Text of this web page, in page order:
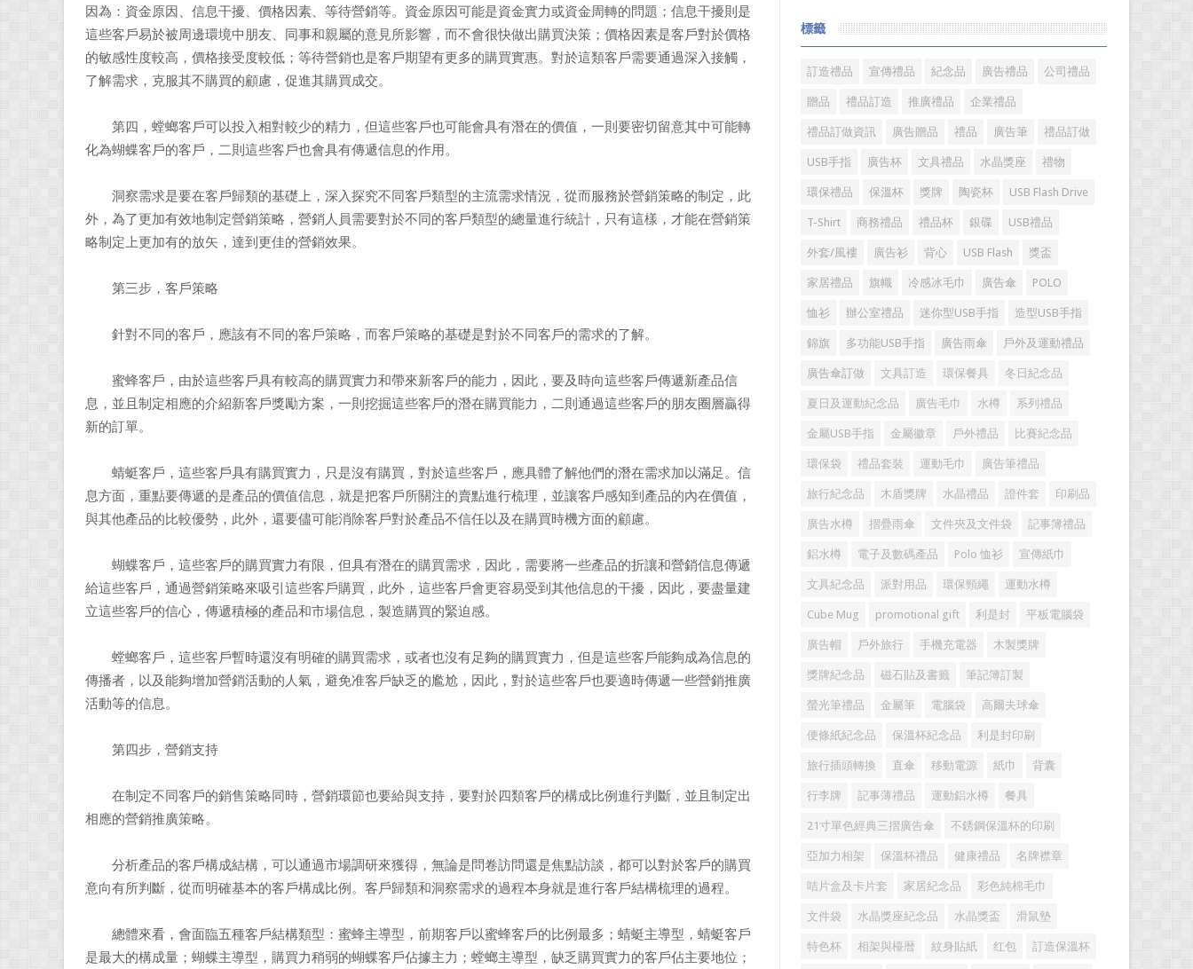
因為：資金原因、信息干擾、價格因素、等待營銷等。資金原因可能是資金實力或資金周轉的問題；信息干擾則是
這些客戶易於被周邊環境中朋友、同事和親屬的意見所影響，而不會很快做出購買決策；價格因素是客戶對於價格
的敏感性度較高，價格接受度較低；等待營銷也是客戶期望有更多的購買實惠。對於這類客戶需要通過深入接觸，
了解需求，克服其不購買的顧慮，促進其購買成交。
第四，螳螂客戶可以投入相對較少的精力，但這些客戶也可能會具有潛在的價值，一則要密切留意其中可能轉
化為蝴蝶客戶的客戶，二則這些客戶也會具有傳遞信息的作用。
洞察需求是要在客戶歸類的基礎上，深入探究不同客戶類型的主流需求情況，從而服務於營銷策略的制定，此
外，為了更加有效地制定營銷策略，營銷人員需要對於不同的客戶類型的總量進行統計，只有這樣，才能在營銷策
略制定上更加有的放矢，達到更佳的營銷效果。
第三步，客戶策略
針對不同的客戶，應該有不同的客戶策略，而客戶策略的基礎是對於不同客戶的需求的了解。
蜜蜂客戶，由於這些客戶具有較高的購買實力和帶來新客戶的能力，因此，要及時向這些客戶傳遞新產品信
息，並且制定相應的介紹新客戶獎勵方案，一則挖掘這些客戶的潛在購買能力，二則通過這些客戶的朋友圈層贏得
新的訂單。
蜻蜓客戶，這些客戶具有購買實力，只是沒有購買，對於這些客戶，應具體了解他們的潛在需求加以滿足。信
息方面，重點要傳遞的是產品的價值信息，就是把客戶所關注的賣點進行梳理，並讓客戶感知到產品的內在價值，
與其他產品的比較優勢，此外，還要儘可能消除客戶對於產品不信任以及在購買時機方面的顧慮。
蝴蝶客戶，這些客戶的購買實力有限，但具有潛在的購買需求，因此，需要將一些產品的折讓和營銷信息傳遞
給這些客戶，通過營銷策略來吸引這些客戶購買，此外，這些客戶會更容易受到其他信息的干擾，因此，要盡量建
立這些客戶的信心，傳遞積極的產品和市場信息，製造購買的緊迫感。
螳螂客戶，這些客戶暫時還沒有明確的購買需求，或者也沒有足夠的購買實力，但是這些客戶能夠成為信息的
傳播者，以及能夠增加營銷活動的人氣，避免准客戶缺乏的尷尬，因此，對於這些客戶也要適時傳遞一些營銷推廣
活動等的信息。
第四步，營銷支持
在制定不同客戶的銷售策略同時，營銷環節也要給與支持，要對於四類客戶的構成比例進行判斷，並且制定出
相應的營銷推廣策略。
分析產品的客戶構成結構，可以通過市場調研來獲得，無論是問卷訪問還是焦點訪談，都可以對於客戶的購買
意向有所判斷，從而明確基本的客戶構成比例。客戶歸類和洞察需求的過程本身就是進行客戶結構梳理的過程。
總體來看，會面臨五種客戶結構類型：蜜蜂主導型，前期客戶以蜜蜂客戶的比例最多；蜻蜓主導型，蜻蜓客戶
是最大的構成量；蝴蝶主導型，購買力稍弱的蝴蝶客戶佔據主力；螳螂主導型，缺乏購買實力的客戶佔主要地位；
就會選擇既廉價又實惠的太空壺了，接下來小編就來帶您看
看這塑料太空壺都具有哪些特點。 1、質輕：比保溫水
壺或軍用水壺輕...
標籤
訂造禮品 宣傳禮品 紀念品 廣告禮品 公司禮品
贈品 禮品訂造 推廣禮品 企業禮品
禮品訂做資訊 廣告贈品 禮品 廣告筆 禮品訂做
USB手指 廣告杯 文具禮品 水晶獎座 禮物
環保禮品 保溫杯 獎牌 陶瓷杯 USB Flash Drive
T-Shirt 商務禮品 禮品杯 銀碟 USB禮品
外套/風褸 廣告衫 背心 USB Flash 獎盃
家居禮品 旗幟 冷感冰毛巾 廣告傘 POLO
恤衫 辦公室禮品 迷你型USB手指 造型USB手指
錦旗 多功能USB手指 廣告雨傘 戶外及運動禮品
廣告傘訂做 文具訂造 環保餐具 冬日紀念品
夏日及運動紀念品 廣告毛巾 水樽 系列禮品
金屬USB手指 金屬徽章 戶外禮品 比賽紀念品
環保袋 禮品套裝 運動毛巾 廣告筆禮品
旅行紀念品 木盾獎牌 水晶禮品 證件套 印刷品
廣告水樽 摺疊雨傘 文件夾及文件袋 記事簿禮品
鋁水樽 電子及數碼產品 Polo 恤衫 宣傳紙巾
文具紀念品 派對用品 環保頸繩 運動水樽
Cube Mug promotional gift 利是封 平板電腦袋
廣告帽 戶外旅行 手機充電器 木製獎牌
獎牌紀念品 磁石貼及書籤 筆記簿訂製
螢光筆禮品 金屬筆 電腦袋 高爾夫球傘
便條紙紀念品 保溫杯紀念品 利是封印刷
旅行插頭轉換 直傘 移動電源 紙巾 背囊
行李牌 記事薄禮品 運動鋁水樽 餐具
21寸單色經典三摺廣告傘 不銹鋼保溫杯的印刷
亞加力相架 保溫杯禮品 健康禮品 名牌襟章
咭片盒及卡片套 家居紀念品 彩色純棉毛巾
文件袋 水晶獎座紀念品 水晶獎盃 滑鼠墊
特色杯 相架與檯暦 紋身貼紙 红包 訂造保溫杯